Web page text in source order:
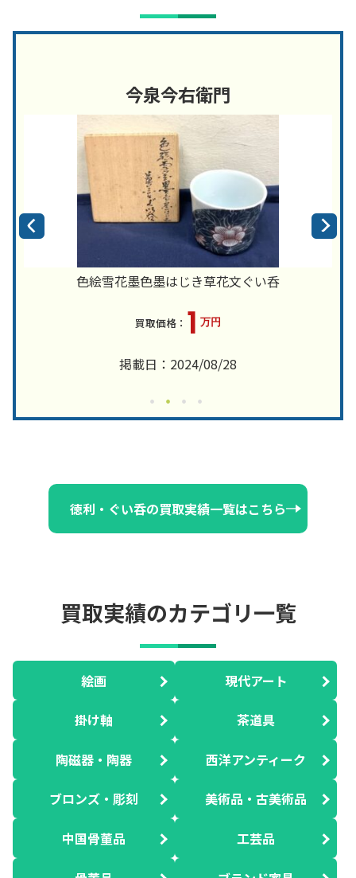
今泉今右衛門
色絵雪花墨色墨はじき草花文ぐい呑
1 万円
掲載日：2024/08/28
徳利・ぐい呑の買取実績一覧はこちら
買取実績のカテゴリ一覧
絵画 現代アート
掛け軸 茶道具
陶磁器・陶器 西洋アンティーク
ブロンズ・彫刻 美術品・古美術品
中国骨董品 工芸品